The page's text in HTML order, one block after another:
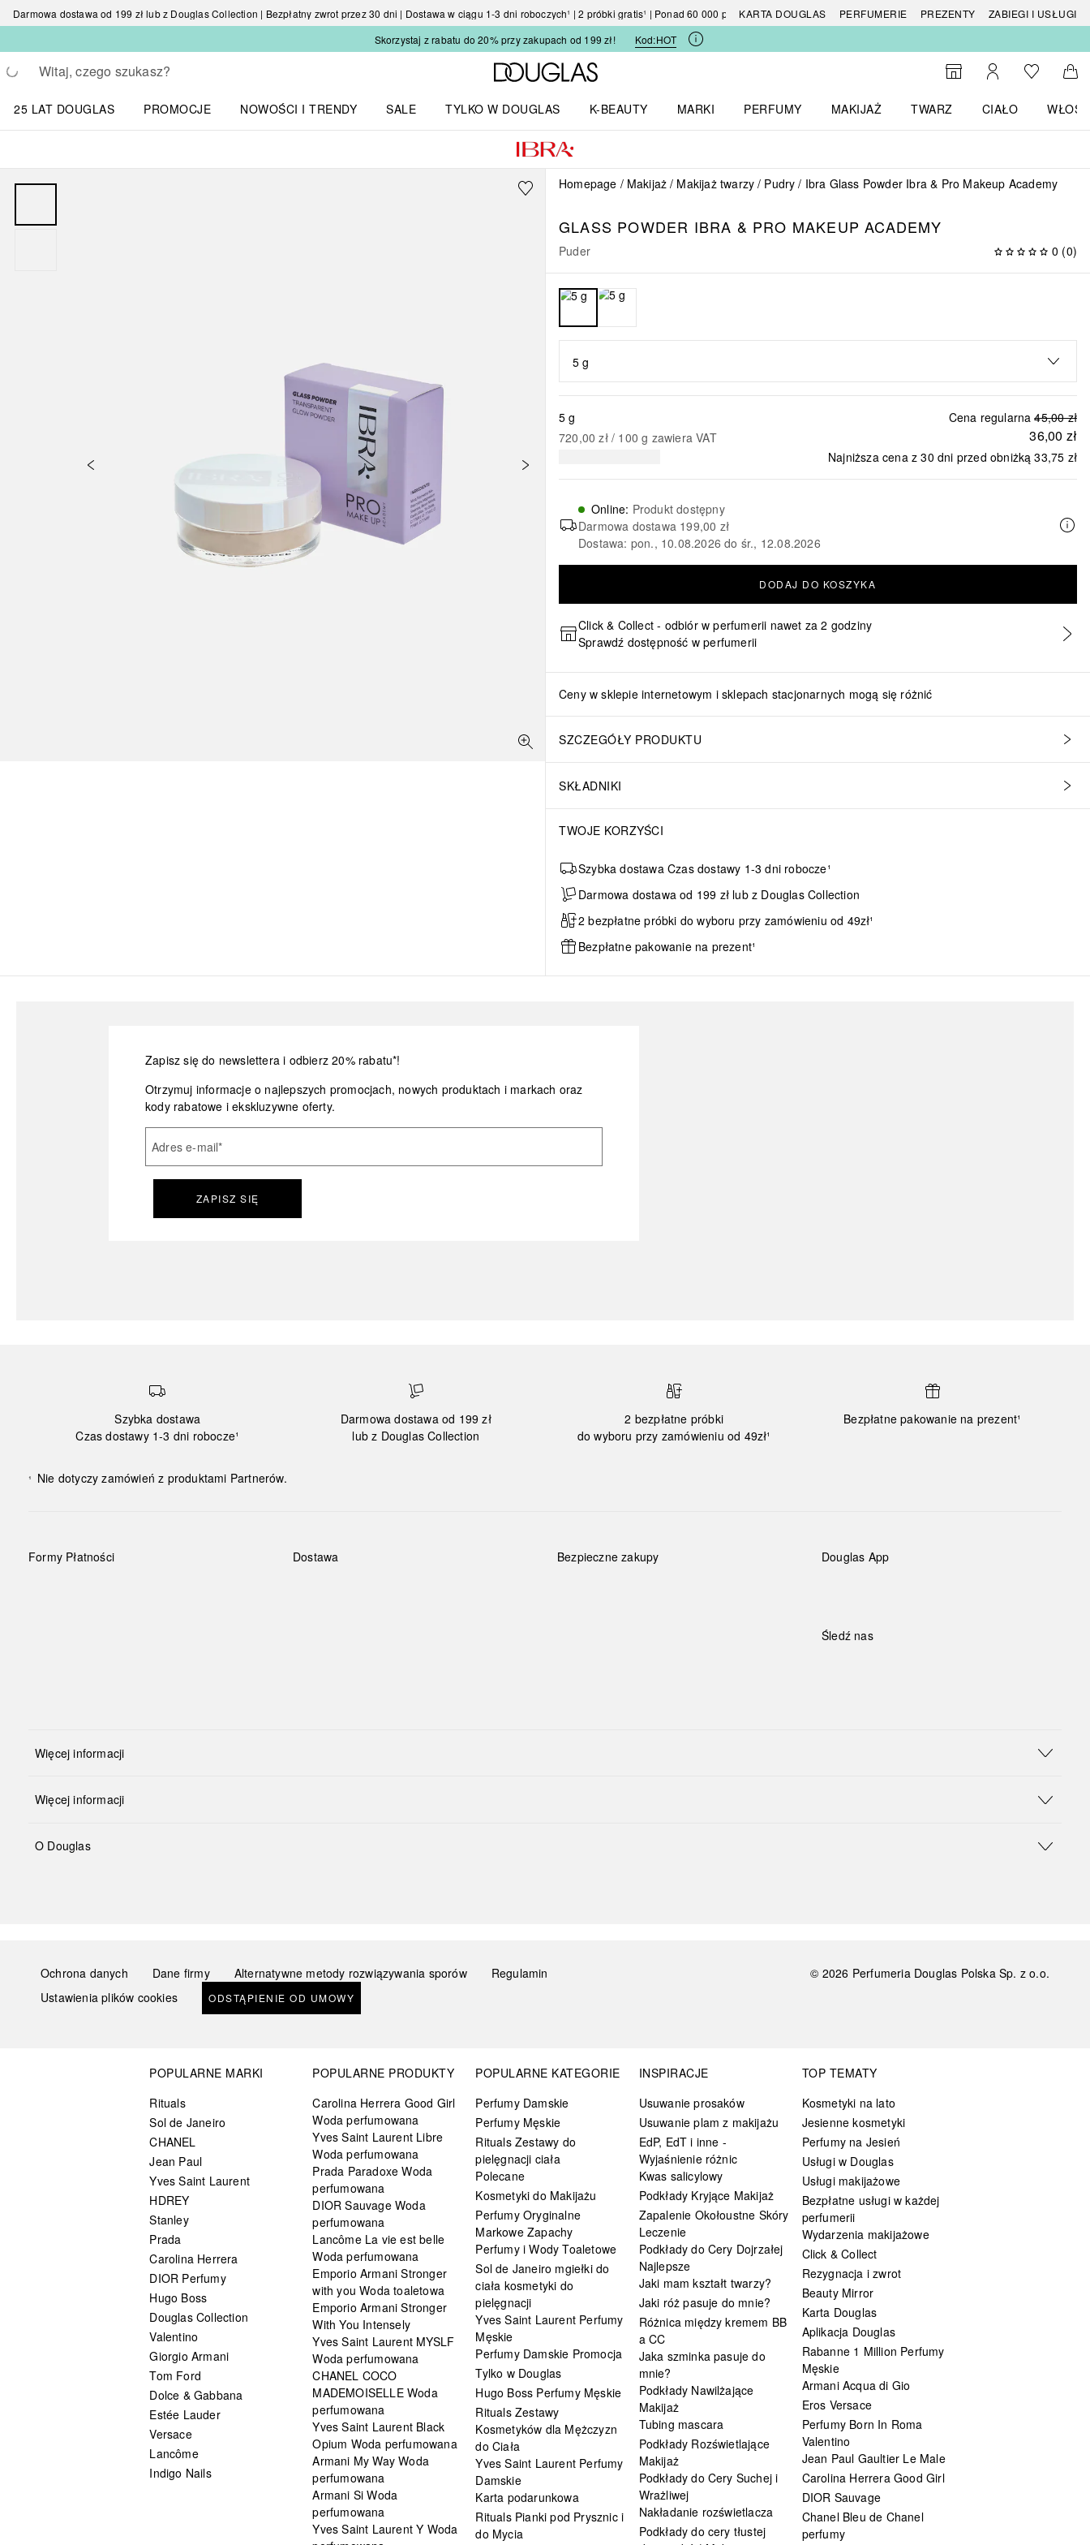
Darmowa dostawa od 199 zł lub z Douglas Collection | Bezpłatny zwrot przez 30 dni | Dostawa w ciągu 1-3 dni roboczych¹ | 2 próbki gratis¹ | Ponad 60 000 produktówKARTA DOUGLAS PERFUMERIE PREZENTY
ZABIEGI I USŁUGI
Skorzystaj z rabatu do 20% przy zakupach od 199 zł!
Kod:HOT
Wracać
Wykonaj wyszukiwanie
Strona główna Douglas
Do wyszukiwarki
Moje kontoDo listyDo
25 LAT DOUGLAS
PROMOCJE
NOWOŚCI I TRENDY
SALE
TYLKO W DOUGLAS
K-BEAUTY
MARKI
PERFUMY
MAKIJAŻ
TWARZ
CIAŁO
WŁOSY
Homepage Makijaż Makijaż twarzy Pudry Ibra Glass Powder Ibra & Pro Makeup Academy
GLASS POWDER IBRA & PRO MAKEUP ACADEMY
Puder 0 (0)
5 g
Cena regularna 45,00 zł
36,00 zł
Najniższa cena z 30 dni przed obniżką 33,75 zł
5 g
720,00 zł / 100 g zawiera VAT
Online: Produkt dostępny
Darmowa dostawa 199,00 zł
Dostawa: pon., 10.08.2026 do śr., 12.08.2026
DODAJ DO KOSZYKA
Click & Collect - odbiór w perfumerii nawet za 2 godziny
Sprawdź dostępność w perfumerii
Ceny w sklepie internetowym i sklepach stacjonarnych mogą się różnić
SZCZEGÓŁY PRODUKTU
SKŁADNIKI
TWOJE KORZYŚCI
Szybka dostawa Czas dostawy 1-3 dni robocze¹
Darmowa dostawa od 199 zł lub z Douglas Collection
2 bezpłatne próbki do wyboru przy zamówieniu od 49zł¹
Bezpłatne pakowanie na prezent¹
Zapisz się do newslettera i odbierz 20% rabatu*!
Otrzymuj informacje o najlepszych promocjach, nowych produktach i markach oraz
kody rabatowe i ekskluzywne oferty.
Adres e-mail*
ZAPISZ SIĘ
Szybka dostawa
Czas dostawy 1-3 dni robocze¹
Darmowa dostawa od 199 zł
lub z Douglas Collection
2 bezpłatne próbki
do wyboru przy zamówieniu od 49zł¹
Bezpłatne pakowanie na prezent¹
¹ Nie dotyczy zamówień z produktami Partnerów.
Formy Płatności Dostawa Bezpieczne zakupy Douglas App
Śledź nas
Więcej informacji
Więcej informacji
O Douglas
Ochrona danych Dane firmy Alternatywne metody rozwiązywania sporów
Regulamin
Ustawienia plików cookies
ODSTĄPIENIE OD UMOWY
© 2026 Perfumeria Douglas Polska Sp. z o.o.
POPULARNE MARKI
Rituals
Sol de Janeiro
CHANEL
Jean Paul
Yves Saint Laurent
HDREY
Stanley
Prada
Carolina Herrera
DIOR Perfumy
Hugo Boss
Douglas Collection
Valentino
Giorgio Armani
Tom Ford
Dolce & Gabbana
Estée Lauder
Versace
Lancôme
Indigo Nails
POPULARNE PRODUKTY
Carolina Herrera Good Girl
Woda perfumowana
Yves Saint Laurent Libre
Woda perfumowana
Prada Paradoxe Woda
perfumowana
DIOR Sauvage Woda
perfumowana
Lancôme La vie est belle
Woda perfumowana
Emporio Armani Stronger
with you Woda toaletowa
Emporio Armani Stronger
With You Intensely
Yves Saint Laurent MYSLF
Woda perfumowana
CHANEL COCO
MADEMOISELLE Woda
perfumowana
Yves Saint Laurent Black
Opium Woda perfumowana
Armani My Way Woda
perfumowana
Armani Si Woda
perfumowana
Yves Saint Laurent Y Woda
POPULARNE KATEGORIE
Perfumy Damskie
Perfumy Męskie
Rituals Zestawy do
pielęgnacji ciała
Polecane
Kosmetyki do Makijażu
Perfumy Oryginalne
Markowe Zapachy
Perfumy i Wody Toaletowe
Sol de Janeiro mgiełki do
ciała kosmetyki do
pielęgnacji
Yves Saint Laurent Perfumy
Męskie
Perfumy Damskie Promocja
Tylko w Douglas
Hugo Boss Perfumy Męskie
Rituals Zestawy
Kosmetyków dla Mężczyzn
do Ciała
Yves Saint Laurent Perfumy
Damskie
Karta podarunkowa
Rituals Pianki pod Prysznic i
do Mycia
INSPIRACJE
Usuwanie prosaków
Usuwanie plam z makijażu
EdP, EdT i inne -
Wyjaśnienie różnic
Kwas salicylowy
Podkłady Kryjące Makijaż
Zapalenie Okołoustne Skóry
Leczenie
Podkłady do Cery Dojrzałej
Najlepsze
Jaki mam kształt twarzy?
Jaki róż pasuje do mnie?
Różnica między kremem BB
a CC
Jaka szminka pasuje do
mnie?
Podkłady Nawilżające
Makijaż
Tubing mascara
Podkłady Rozświetlające
Makijaż
Podkłady do Cery Suchej i
Wrażliwej
Nakładanie rozświetlacza
Podkłady do cery tłustej
TOP TEMATY
Kosmetyki na lato
Jesienne kosmetyki
Perfumy na Jesień
Usługi w Douglas
Usługi makijażowe
Bezpłatne usługi w każdej
perfumerii
Wydarzenia makijażowe
Click & Collect
Rezygnacja i zwrot
Beauty Mirror
Karta Douglas
Aplikacja Douglas
Rabanne 1 Million Perfumy
Męskie
Armani Acqua di Gio
Eros Versace
Perfumy Born In Roma
Valentino
Jean Paul Gaultier Le Male
Carolina Herrera Good Girl
DIOR Sauvage
Chanel Bleu de Chanel
perfumy